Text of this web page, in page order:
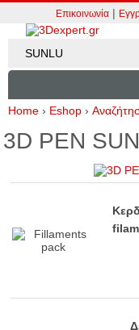
Επικοινωνία |
Home › Eshop ›
3D PEN